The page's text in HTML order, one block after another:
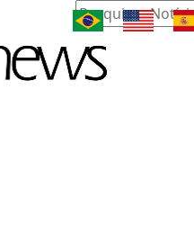
Pesquisar Notícia